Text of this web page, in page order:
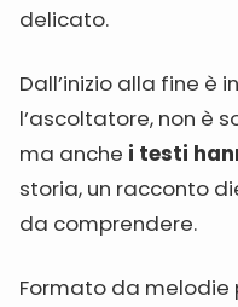
delicato.
Dall’inizio alla fine è
l’ascoltatore, non è
ma anche i testi
storia, un racconto
da comprendere.
Formato da melodie